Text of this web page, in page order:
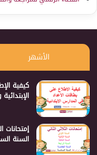
الأشهر
كيفية
إمتحانات
السنة